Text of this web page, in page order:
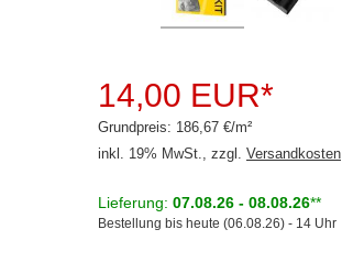
Antennensplitter
Antennenstab
Antennenstecker
14,00 EUR*
Grundpreis: 186,67 €/m²
inkl. 19% MwSt., zzgl. Versandkosten
Lieferung: 07.08.26 - 08.08.26**
Bestellung bis heute (06.08.26) - 14 Uhr